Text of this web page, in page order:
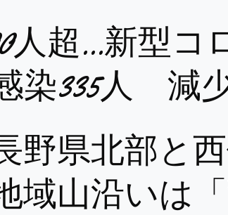
人超…新型
染335人 減
野県北部と
山沿いは「